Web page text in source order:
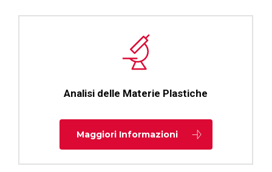
Analisi delle Materie Plastiche
Maggiori Informazioni